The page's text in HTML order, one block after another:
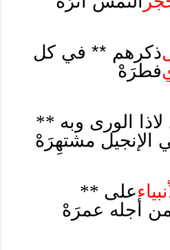
ذكرهم ** في كل
فطرَهْ
الورى وبه **
الإنجيل مشتهِرَهْ
على **
من أجله عمرَهْ